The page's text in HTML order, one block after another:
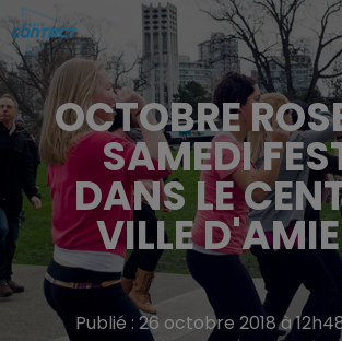
OCTOBRE
SAMEDI
DANS LE
VILLE
Publié : 26 octobre 2018 à